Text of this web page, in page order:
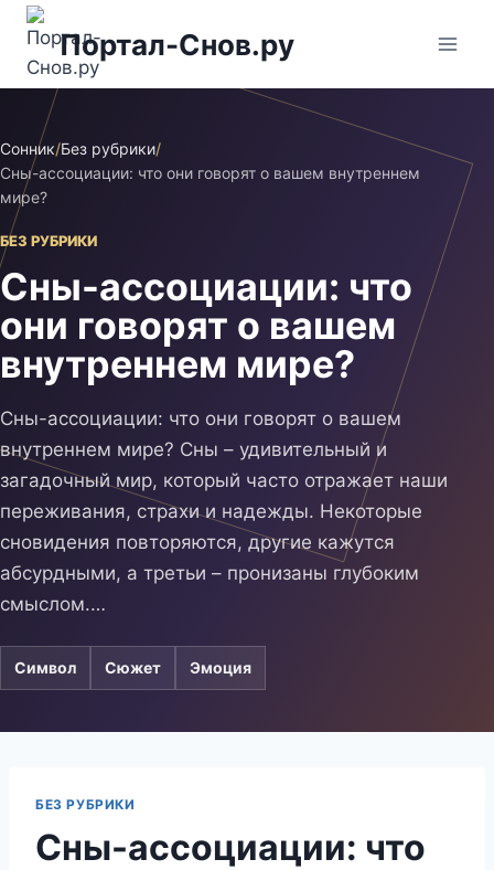
Перейти
содержимому
Портал-Снов.ру
Сонник/Без рубрики/
Сны-ассоциации: что они говорят о вашем внутреннем
мире?
БЕЗ РУБРИКИ
Сны-ассоциации: что
они говорят о вашем
внутреннем мире?
Сны-ассоциации: что они говорят о вашем
внутреннем мире? Сны – удивительный и
загадочный мир, который часто отражает наши
переживания, страхи и надежды. Некоторые
сновидения повторяются, другие кажутся
абсурдными, а третьи – пронизаны глубоким
смыслом.…
Символ Сюжет Эмоция
БЕЗ РУБРИКИ
Сны-ассоциации: что